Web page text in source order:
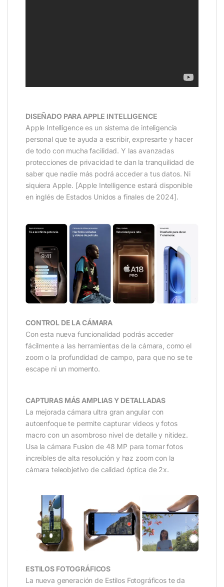
DISEÑADO PARA APPLE INTELLIGENCE
Apple Intelligence es un sistema de inteligencia
personal que te ayuda a escribir, expresarte y hacer
de todo con mucha facilidad. Y las avanzadas
protecciones de privacidad te dan la tranquilidad de
saber que nadie más podrá acceder a tus datos. Ni
siquiera Apple. [Apple Intelligence estará disponible
en inglés de Estados Unidos a finales de 2024].
CONTROL DE LA CÁMARA
Con esta nueva funcionalidad podrás acceder
fácilmente a las herramientas de la cámara, como el
zoom o la profundidad de campo, para que no se te
escape ni un momento.
CAPTURAS MÁS AMPLIAS Y DETALLADAS
La mejorada cámara ultra gran angular con
autoenfoque te permite capturar videos y fotos
macro con un asombroso nivel de detalle y nitidez.
Usa la cámara Fusion de 48 MP para tomar fotos
increíbles de alta resolución y haz zoom con la
cámara teleobjetivo de calidad óptica de 2x.
ESTILOS FOTOGRÁFICOS
La nueva generación de Estilos Fotográficos te da